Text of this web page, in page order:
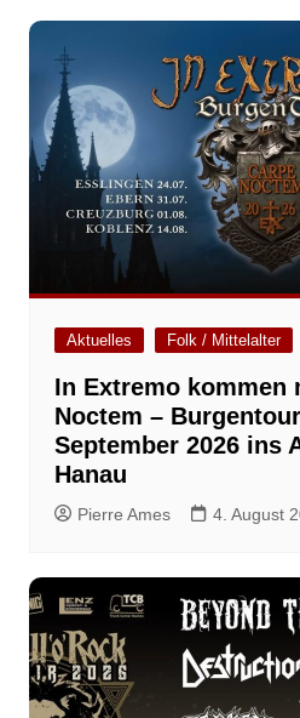
Aktuelles Folk / Mittelalter
In Extremo kommen
Noctem –
September 2026 ins
Hanau
Pierre Ames 4. August